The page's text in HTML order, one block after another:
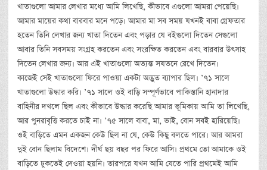
খাতাগুলো আমার লেখার মধ্যে আমি লিখেছি, কীভাবে এগুলো আমরা পেয়েছি।
আমার মায়ের কথা বারবার মনে পড়ে। আমার মা সব সময় যখনই বাবা গ্রেফতার
হতেন তিনি লেখার জন্য খাতা দিতেন এবং পড়ার যে বইগুলো দিতেন সেগুলো
আবার তিনি সবসময় সংগ্রহ করতেন এবং সংরক্ষিত করতেন এবং বারবার উৎসাহ
দিতেন লেখার জন্য। আর এই খাতাগুলো অত্যন্ত সযতনে রেখে দিতেন।
কাজেই সেই খাতাগুলো ফিরে পাওয়া একটা অদ্ভুত ব্যাপার ছিল। ’৭১ সালে
খাতাগুলো উদ্ধার করি। ’৭১ সালে ওই বাড়ি সম্পূর্ণভাবে পাকিস্তানি হানাদার
বাহিনীর দখলে ছিল এবং কীভাবে উদ্ধার করেছি আমার ভূমিকায় আমি তা লিখেছি,
আর পুনরাবৃত্তি করতে চাই না। ’৭৫ সালে বাবা, মা, ভাই, বোন সবই হারিয়েছি।
ওই বাড়িতে এমন একজন কেউ ছিল না যে, কেউ কিছু বলতে পারে। আর আমরা
দুই বোন ছিলাম বিদেশে। দীর্ঘ ছয় বছর পর ফিরে আসি। প্রথমে তো আমাকে ওই
বাড়িতে ঢুকতেই দেওয়া হয়নি। তারপরে যখন আমি যেতে পারি প্রথমেই আমি